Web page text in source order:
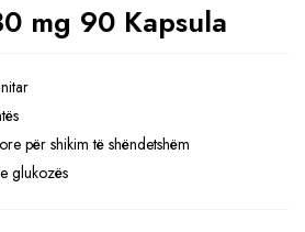
mg 90 Kapsula
për shikim të shëndetshëm
glukozës